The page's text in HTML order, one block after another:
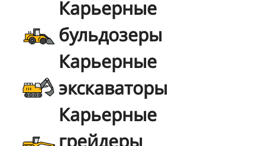
Карьерные
бульдозеры
Карьерные
экскаваторы
Карьерные
грейдеры